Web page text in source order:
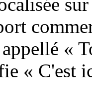
«
« C'est